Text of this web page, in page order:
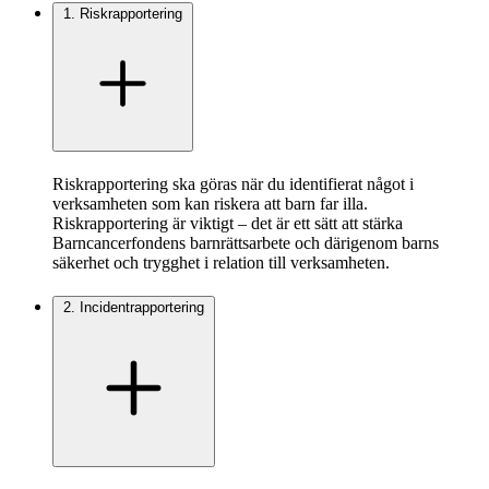
1. Riskrapportering
Riskrapportering ska göras när du identifierat något i
verksamheten som kan riskera att barn far illa.
Riskrapportering är viktigt – det är ett sätt att stärka
Barncancerfondens barnrättsarbete och därigenom barns
säkerhet och trygghet i relation till verksamheten.
2. Incidentrapportering